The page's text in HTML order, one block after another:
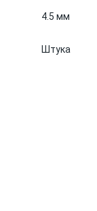
4.5 мм
Штука